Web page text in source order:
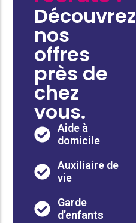
Découvrez
nos
offres
près de
chez
vous.
Aide à
domicile
Auxiliaire de
vie
Garde
d’enfants